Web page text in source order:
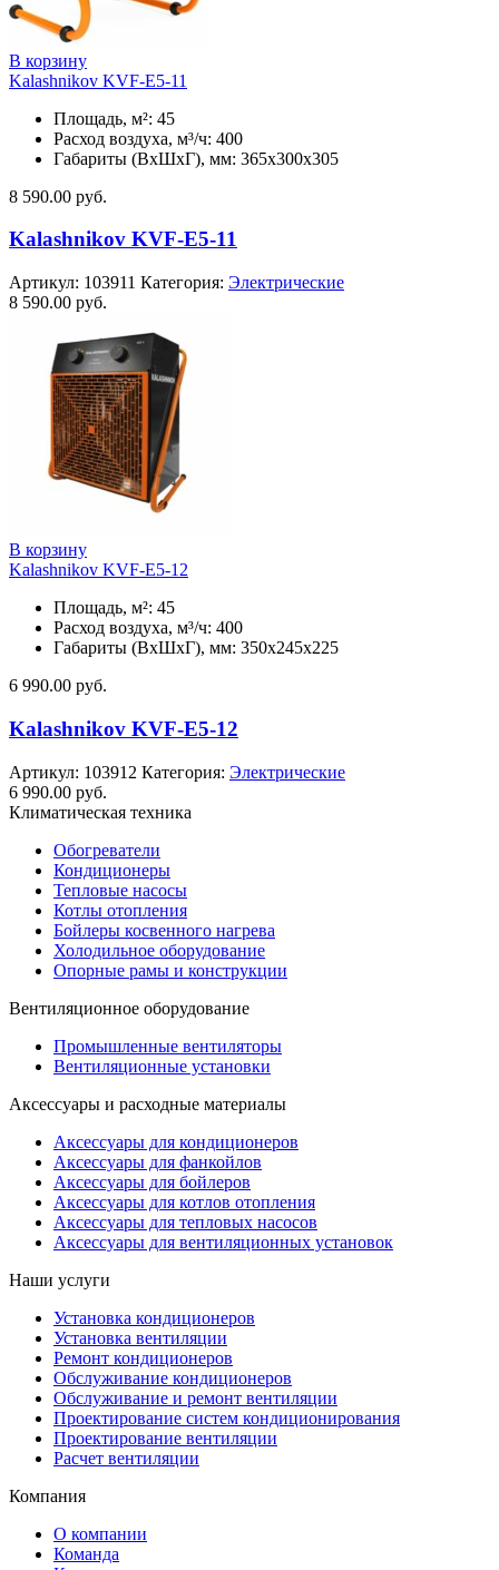
В корзину
Kalashnikov KVF-E5-11
Площадь, м²: 45
Расход воздуха, м³/ч: 400
Габариты (ВхШхГ), мм: 365x300x305
8 590.00 руб.
Kalashnikov KVF-E5-11
Артикул: 103911 Категория: Электрические
8 590.00 руб.
В корзину
Kalashnikov KVF-E5-12
Площадь, м²: 45
Расход воздуха, м³/ч: 400
Габариты (ВхШхГ), мм: 350x245x225
6 990.00 руб.
Kalashnikov KVF-E5-12
Артикул: 103912 Категория: Электрические
6 990.00 руб.
Климатическая техника
Обогреватели
Кондиционеры
Тепловые насосы
Котлы отопления
Бойлеры косвенного нагрева
Холодильное оборудование
Опорные рамы и конструкции
Вентиляционное оборудование
Промышленные вентиляторы
Вентиляционные установки
Аксессуары и расходные материалы
Аксессуары для кондиционеров
Аксессуары для фанкойлов
Аксессуары для бойлеров
Аксессуары для котлов отопления
Аксессуары для тепловых насосов
Аксессуары для вентиляционных установок
Наши услуги
Установка кондиционеров
Установка вентиляции
Ремонт кондиционеров
Обслуживание кондиционеров
Обслуживание и ремонт вентиляции
Проектирование систем кондиционирования
Проектирование вентиляции
Расчет вентиляции
Компания
О компании
Команда